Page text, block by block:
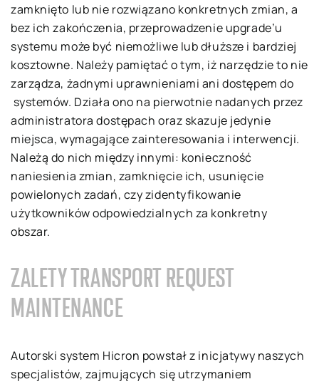
zamknięto lub nie rozwiązano konkretnych zmian, a
bez ich zakończenia, przeprowadzenie upgrade’u
systemu może być niemożliwe lub dłuższe i bardziej
kosztowne. Należy pamiętać o tym, iż narzędzie to nie
zarządza, żadnymi uprawnieniami ani dostępem do
systemów. Działa ono na pierwotnie nadanych przez
administratora dostępach oraz skazuje jedynie
miejsca, wymagające zainteresowania i interwencji.
Należą do nich między innymi: konieczność
naniesienia zmian, zamknięcie ich, usunięcie
powielonych zadań, czy zidentyfikowanie
użytkowników odpowiedzialnych za konkretny
obszar.
ZALETY TRANSPORT REQUEST
MAINTENANCE
Autorski system Hicron powstał z inicjatywy naszych
specjalistów, zajmujących się utrzymaniem